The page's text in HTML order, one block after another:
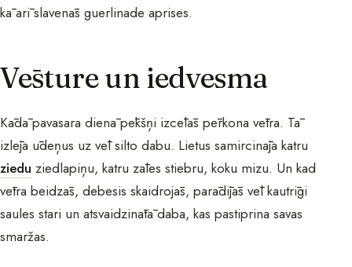
kā arī slavenās guerlinade aprises.
Vēsture un iedvesma
Kādā pavasara dienā pēkšņi izcēlās pērkona vētra. Tā
izlēja ūdeņus uz vēl silto dabu. Lietus samircināja katru
ziedu ziedlapiņu, katru zāles stiebru, koku mizu. Un kad
vētra beidzās, debesis skaidrojās, parādījās vēl kautrīgi
saules stari un atsvaidzinātā daba, kas pastiprina savas
smaržas.